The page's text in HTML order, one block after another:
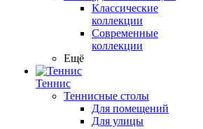
Классические
коллекции
Современные
коллекции
Ещё
Теннис
Теннисные столы
Для помещений
Для улицы